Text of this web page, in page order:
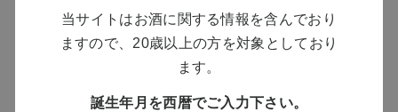
MANNS WINE
当サイトはお酒に関する情報を含んでおり
ますので、20歳以上の方を対象としており
ます。
誕生年月を西暦でご入力下さい。